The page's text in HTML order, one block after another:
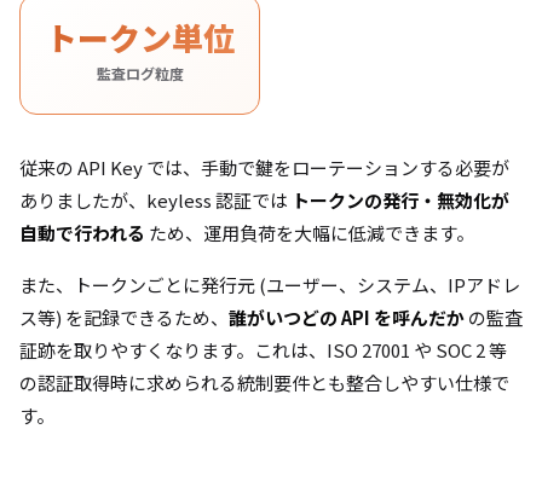
トークン単位
監査ログ粒度
従来の API Key では、手動で鍵をローテーションする必要が
ありましたが、keyless 認証では トークンの発行・無効化が
自動で行われる ため、運用負荷を大幅に低減できます。
また、トークンごとに発行元 (ユーザー、システム、IPアドレ
ス等) を記録できるため、 誰がいつどの API を呼んだかの監査
証跡を取りやすくなります。これは、ISO 27001 や SOC 2 等
の認証取得時に求められる統制要件とも整合しやすい仕様で
す。